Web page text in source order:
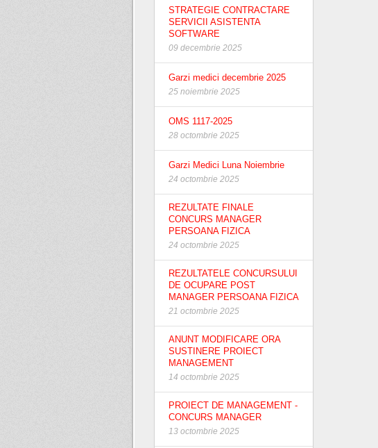
STRATEGIE CONTRACTARE
SERVICII ASISTENTA
SOFTWARE
09 decembrie 2025
Garzi medici decembrie 2025
25 noiembrie 2025
OMS 1117-2025
28 octombrie 2025
Garzi Medici Luna Noiembrie
24 octombrie 2025
REZULTATE FINALE
CONCURS MANAGER
PERSOANA FIZICA
24 octombrie 2025
REZULTATELE CONCURSULUI
DE OCUPARE POST
MANAGER PERSOANA FIZICA
21 octombrie 2025
ANUNT MODIFICARE ORA
SUSTINERE PROIECT
MANAGEMENT
14 octombrie 2025
PROIECT DE MANAGEMENT -
CONCURS MANAGER
13 octombrie 2025